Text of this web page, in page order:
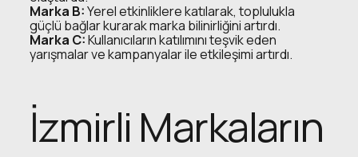
Marka B:Yerel etkinliklere katılarak, toplulukla
güçlü bağlar kurarak marka bilinirliğini artırdı.
Marka C:Kullanıcıların katılımını teşvik eden
yarışmalar ve kampanyalar ile etkileşimi artırdı.
İzmirli Markaların